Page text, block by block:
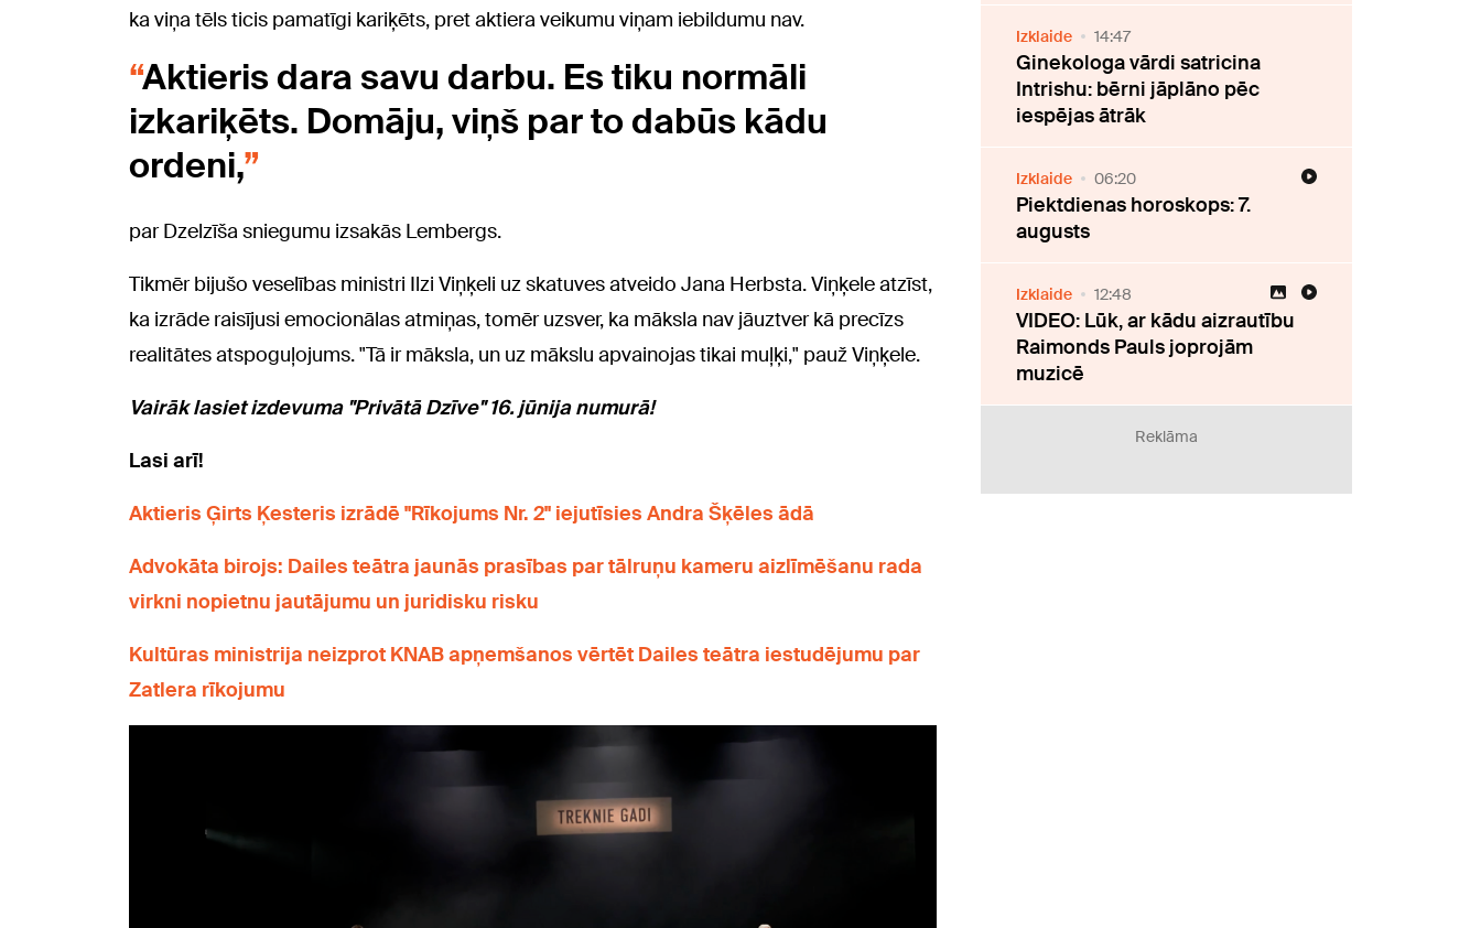
ka viņa tēls ticis pamatīgi kariķēts, pret aktiera veikumu viņam iebildumu nav.
Aktieris dara savu darbu. Es tiku normāli
izkariķēts. Domāju, viņš par to dabūs kādu
ordeni,
par Dzelzīša sniegumu izsakās Lembergs.
Tikmēr bijušo veselības ministri Ilzi Viņķeli uz skatuves atveido Jana Herbsta. Viņķele atzīst,
ka izrāde raisījusi emocionālas atmiņas, tomēr uzsver, ka māksla nav jāuztver kā precīzs
realitātes atspoguļojums. "Tā ir māksla, un uz mākslu apvainojas tikai muļķi," pauž Viņķele.
Vairāk lasiet izdevuma "Privātā Dzīve" 16. jūnija numurā!
Lasi arī!
Aktieris Ģirts Ķesteris izrādē "Rīkojums Nr. 2" iejutīsies Andra Šķēles ādā
Advokāta birojs: Dailes teātra jaunās prasības par tālruņu kameru aizlīmēšanu rada
virkni nopietnu jautājumu un juridisku risku
Kultūras ministrija neizprot KNAB apņemšanos vērtēt Dailes teātra iestudējumu par
Zatlera rīkojumu
Izklaide 14:47
Ginekologa vārdi satricina
Intrishu: bērni jāplāno pēc
iespējas ātrāk
Izklaide 06:20
Piektdienas horoskops: 7.
augusts
Izklaide 12:48
VIDEO: Lūk, ar kādu aizrautību
Raimonds Pauls joprojām
muzicē
Reklāma